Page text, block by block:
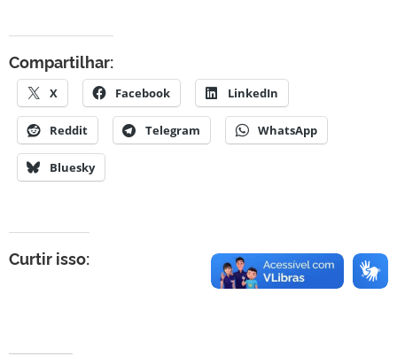
Compartilhar:
X Facebook LinkedIn
Reddit Telegram WhatsApp
Bluesky
Curtir isso: